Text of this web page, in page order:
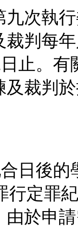
九次執
裁判每
日止。
及裁判
日後的
行定罪
由於申